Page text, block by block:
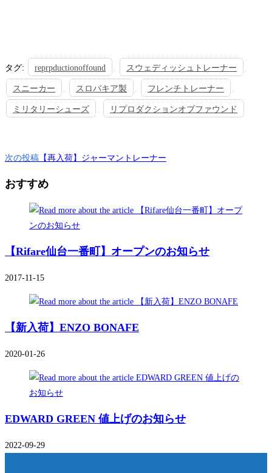
タグ: reprpductionoffound スウェディッシュトレーナー
スニーカー スロバキア製 フレンチトレーナー
ミリタリーシューズ リプロダクションオブファウンド
そ
他
事
を
読
次の投稿 【再入荷】ジャーマントレーナー
おすすめ
【Rifare仙台一番町】オープンのお知らせ
2017-11-15
【新入荷】ENZO BONAFE
2020-01-26
EDWARD GREEN 値上げのお知らせ
2022-09-29